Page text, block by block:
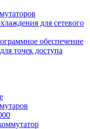
для сетевого
обеспечение
точек доступа